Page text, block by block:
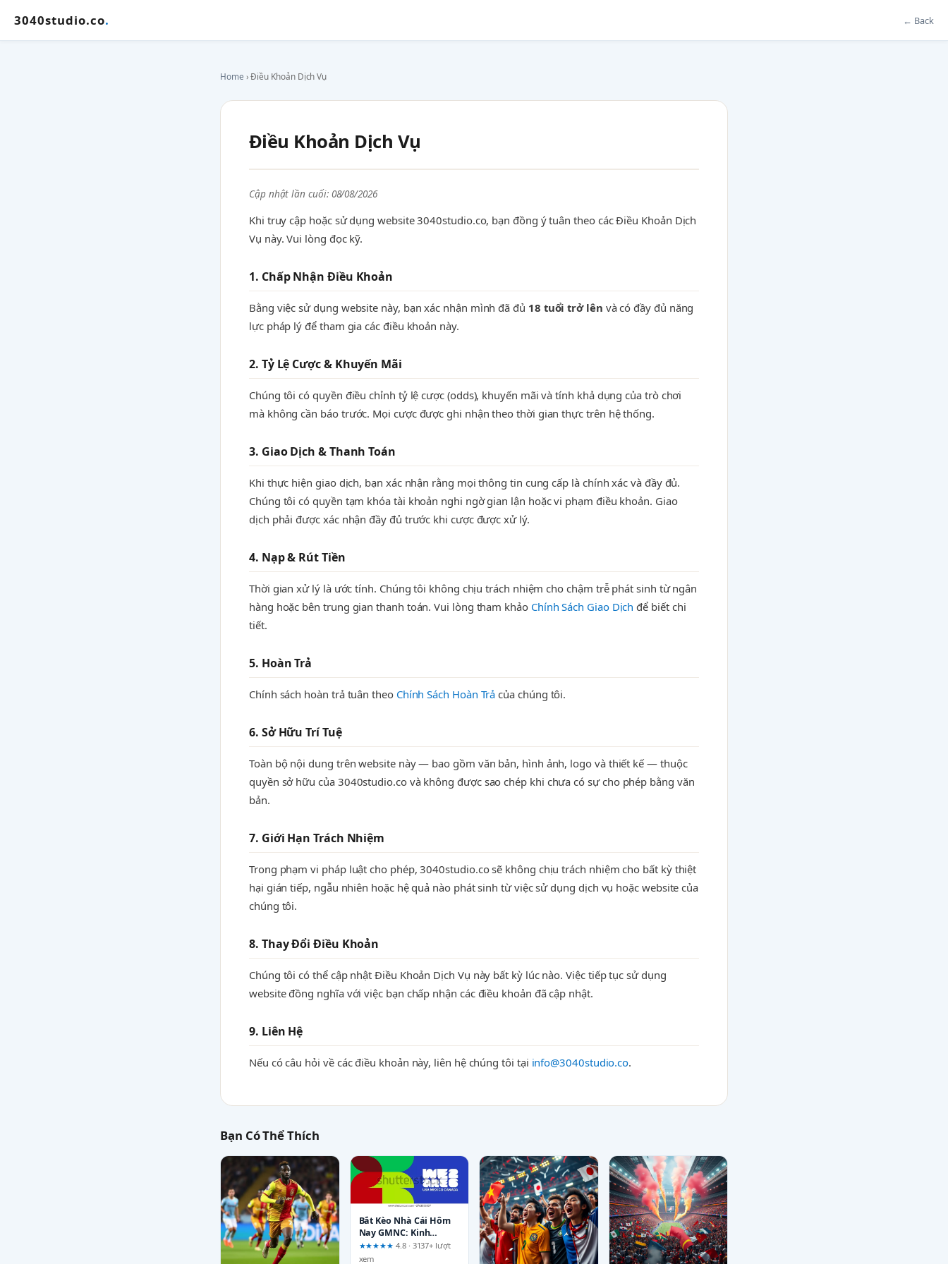
3040studio.co. ← Back
Home › Điều Khoản Dịch Vụ
Điều Khoản Dịch Vụ
Cập nhật lần cuối: 08/08/2026
Khi truy cập hoặc sử dụng website 3040studio.co, bạn đồng ý tuân theo các Điều Khoản Dịch
Vụ này. Vui lòng đọc kỹ.
1. Chấp Nhận Điều Khoản
Bằng việc sử dụng website này, bạn xác nhận mình đã đủ 18 tuổi trở lên và có đầy đủ năng
lực pháp lý để tham gia các điều khoản này.
2. Tỷ Lệ Cược & Khuyến Mãi
Chúng tôi có quyền điều chỉnh tỷ lệ cược (odds), khuyến mãi và tính khả dụng của trò chơi
mà không cần báo trước. Mọi cược được ghi nhận theo thời gian thực trên hệ thống.
3. Giao Dịch & Thanh Toán
Khi thực hiện giao dịch, bạn xác nhận rằng mọi thông tin cung cấp là chính xác và đầy đủ.
Chúng tôi có quyền tạm khóa tài khoản nghi ngờ gian lận hoặc vi phạm điều khoản. Giao
dịch phải được xác nhận đầy đủ trước khi cược được xử lý.
4. Nạp & Rút Tiền
Thời gian xử lý là ước tính. Chúng tôi không chịu trách nhiệm cho chậm trễ phát sinh từ ngân
hàng hoặc bên trung gian thanh toán. Vui lòng tham khảo Chính Sách Giao Dịch để biết chi
tiết.
5. Hoàn Trả
Chính sách hoàn trả tuân theo Chính Sách Hoàn Trả của chúng tôi.
6. Sở Hữu Trí Tuệ
Toàn bộ nội dung trên website này — bao gồm văn bản, hình ảnh, logo và thiết kế — thuộc
quyền sở hữu của 3040studio.co và không được sao chép khi chưa có sự cho phép bằng văn
bản.
7. Giới Hạn Trách Nhiệm
Trong phạm vi pháp luật cho phép, 3040studio.co sẽ không chịu trách nhiệm cho bất kỳ thiệt
hại gián tiếp, ngẫu nhiên hoặc hệ quả nào phát sinh từ việc sử dụng dịch vụ hoặc website của
chúng tôi.
8. Thay Đổi Điều Khoản
Chúng tôi có thể cập nhật Điều Khoản Dịch Vụ này bất kỳ lúc nào. Việc tiếp tục sử dụng
website đồng nghĩa với việc bạn chấp nhận các điều khoản đã cập nhật.
9. Liên Hệ
Nếu có câu hỏi về các điều khoản này, liên hệ chúng tôi tại info@3040studio.co.
Bạn Có Thể Thích
Bắt Kèo Nhà Cái Hôm
Nay GMNC: Kinh
Nghiệm Cho Người Mới
Bắt Đầu
★★★★★4.8 · 3137+ lượt
xem